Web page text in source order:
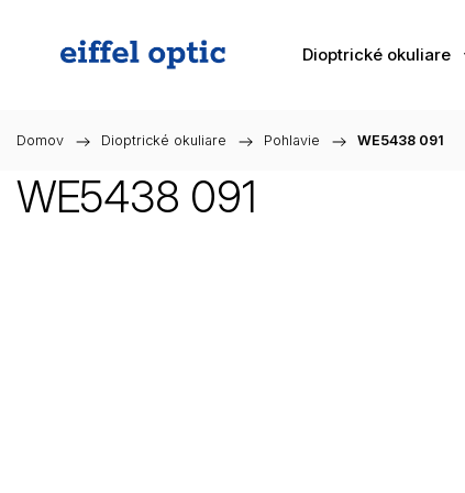
Dioptrické okuliare
Domov / Dioptrické okuliare / Pohlavie / WE5438 091
WE5438 091